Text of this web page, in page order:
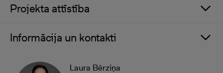
Projekta attīstība
Informācija un kontakti
Laura Bērziņa